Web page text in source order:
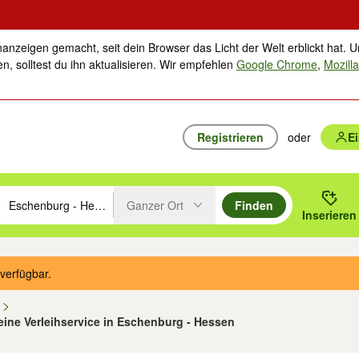
gemacht, seit dein Browser das Licht der Welt erblickt hat.
solltest du ihn aktualisieren. Wir empfehlenGoogle Chrome,
Registrieren oder
mit den Pfeiltasten nach oben/unten durchsuchen und mit
oder Ort eingeben. Eingabetaste drücken um zu suchen, oder
Ganzer Ort
Finden
Inserieren
Verleihservice in Eschenburg - Hessen